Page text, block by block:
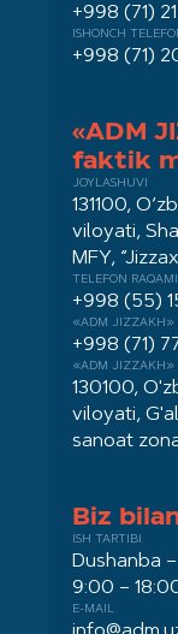
+998 (71)
ISHONCH
+998 (71)
«ADM
faktik
JOYLASHUVI
131100,
viloyati,
MFY,
TELEFON RAQAMI
+998 (55)
«ADM JIZZAKH»
+998 (71)
«ADM JIZZAKH»
130100,
viloyati,
sanoat
Biz
ISH TARTIBI
Dushanba
9:00 –
E-MAIL